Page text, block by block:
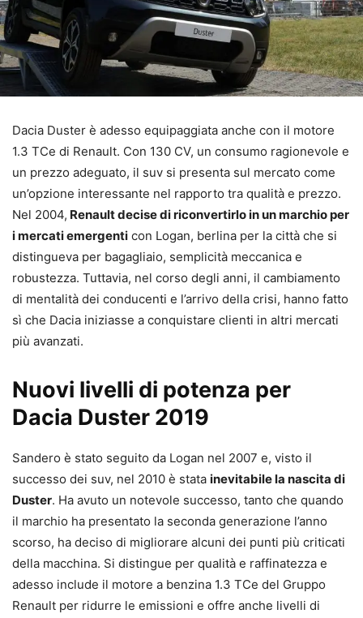
Dacia Duster è adesso equipaggiata anche con il motore
1.3 TCe di Renault. Con 130 CV, un consumo ragionevole e
un prezzo adeguato, il suv si presenta sul mercato come
un’opzione interessante nel rapporto tra qualità e prezzo.
Nel 2004, Renault decise di riconvertirlo in un marchio per
i mercati emergenti con Logan, berlina per la città che si
distingueva per bagagliaio, semplicità meccanica e
robustezza. Tuttavia, nel corso degli anni, il cambiamento
di mentalità dei conducenti e l’arrivo della crisi, hanno fatto
sì che Dacia iniziasse a conquistare clienti in altri mercati
più avanzati.
Nuovi livelli di potenza per
Dacia Duster 2019
Sandero è stato seguito da Logan nel 2007 e, visto il
successo dei suv, nel 2010 è stata inevitabile la nascita di
Duster. Ha avuto un notevole successo, tanto che quando
il marchio ha presentato la seconda generazione l’anno
scorso, ha deciso di migliorare alcuni dei punti più criticati
della macchina. Si distingue per qualità e raffinatezza e
adesso include il motore a benzina 1.3 TCe del Gruppo
Renault per ridurre le emissioni e offre anche livelli di